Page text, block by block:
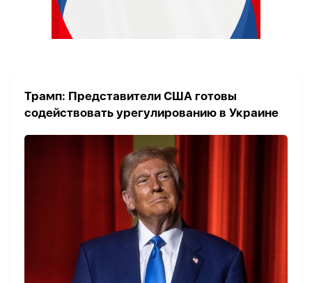
Трамп: Представители США готовы
содействовать урегулированию в Украине